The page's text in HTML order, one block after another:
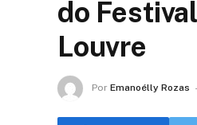
do
Louvre
Por Emanoélly Rozas